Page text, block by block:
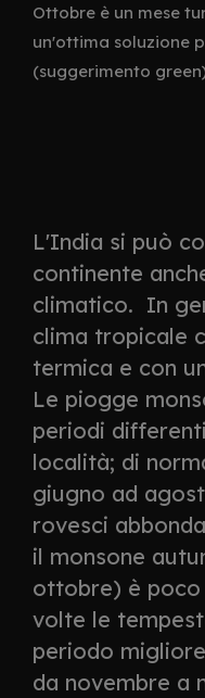
Ottobre è un mese
un'ottima soluzione
(suggerimento
L'India si può
continente
climatico. In
clima tropicale
termica e con
Le piogge
periodi
località; di
giugno ad
rovesci
il monsone
ottobre) è poco
volte le
periodo
da novembre a